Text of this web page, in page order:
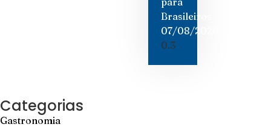
Brasileiros
07/08/2026
Categorias
Gastronomia